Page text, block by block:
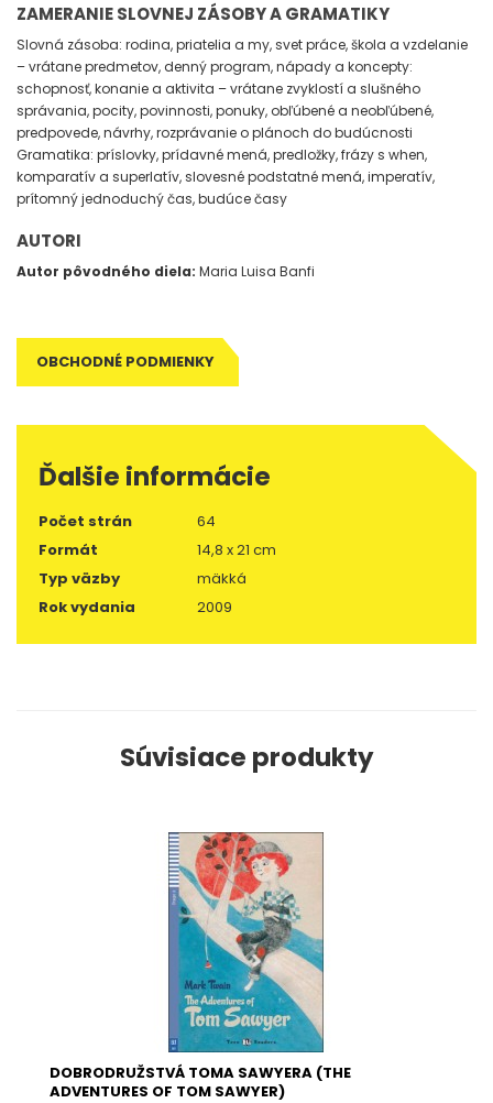
ZAMERANIE SLOVNEJ ZÁSOBY A GRAMATIKY
Slovná zásoba: rodina, priatelia a my, svet práce, škola a vzdelanie
– vrátane predmetov, denný program, nápady a koncepty:
schopnosť, konanie a aktivita – vrátane zvyklostí a slušného
správania, pocity, povinnosti, ponuky, obľúbené a neobľúbené,
predpovede, návrhy, rozprávanie o plánoch do budúcnosti
Gramatika: príslovky, prídavné mená, predložky, frázy s when,
komparatív a superlatív, slovesné podstatné mená, imperatív,
prítomný jednoduchý čas, budúce časy
AUTORI
Autor pôvodného diela: Maria Luisa Banfi
OBCHODNÉ PODMIENKY
Ďalšie informácie
Počet strán
64
Formát
14,8 x 21 cm
Typ väzby
mäkká
Rok vydania
2009
Súvisiace produkty
DOBRODRUŽSTVÁ TOMA SAWYERA (THE
ADVENTURES OF TOM SAWYER)